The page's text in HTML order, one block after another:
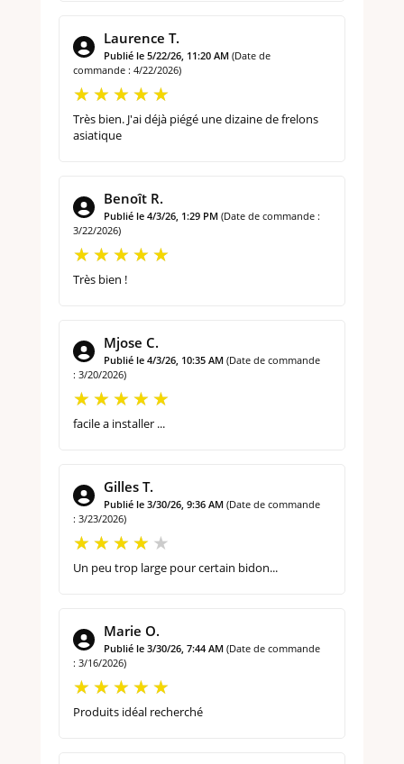
Laurence T.
Publié le 5/22/26, 11:20 AM (Date de
commande : 4/22/2026)
Très bien. J'ai déjà piégé une dizaine de frelons
asiatique
Benoît R.
Publié le 4/3/26, 1:29 PM (Date de commande :
3/22/2026)
Très bien !
Mjose C.
Publié le 4/3/26, 10:35 AM (Date de commande
: 3/20/2026)
facile a installer ...
Gilles T.
Publié le 3/30/26, 9:36 AM (Date de commande
: 3/23/2026)
Un peu trop large pour certain bidon...
Marie O.
Publié le 3/30/26, 7:44 AM (Date de commande
: 3/16/2026)
Produits idéal recherché